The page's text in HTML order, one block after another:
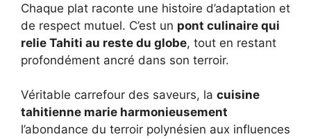
Chaque plat raconte une histoire d’adaptation et
de respect mutuel. C’est un pont culinaire qui
relie Tahiti au reste du globe, tout en restant
profondément ancré dans son terroir.
Véritable carrefour des saveurs, la cuisine
tahitienne marie harmonieusement
l’abondance du terroir polynésien aux influences